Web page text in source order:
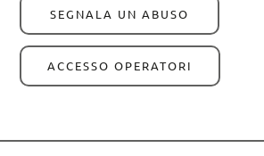
SEGNALA UN ABUSO
ACCESSO OPERATORI